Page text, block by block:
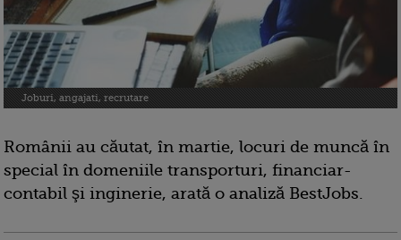
Joburi, angajati, recrutare
Românii au căutat, în martie, locuri de muncă în
special în domeniile transporturi, financiar-
contabil şi inginerie, arată o analiză BestJobs.